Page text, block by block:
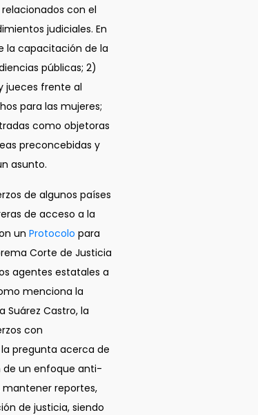
con el
judiciales. En
la capacitación de la
públicas; 2)
jueces frente al
para las mujeres;
como objetoras
preconcebidas y
asunto.
de algunos países
de acceso a la
un Protocolo para
Corte de Justicia
agentes estatales a
menciona la
Suárez Castro, la
con
pregunta acerca de
de un enfoque anti-
reportes,
de justicia, siendo